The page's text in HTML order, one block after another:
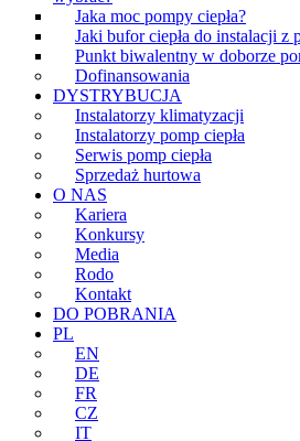
Jaka moc pompy ciepła?
Jaki bufor ciepła do instalacji z
Punkt biwalentny w doborze
Dofinansowania
DYSTRYBUCJA
Instalatorzy klimatyzacji
Instalatorzy pomp ciepła
Serwis pomp ciepła
Sprzedaż hurtowa
O NAS
Kariera
Konkursy
Media
Rodo
Kontakt
DO POBRANIA
PL
EN
DE
FR
CZ
IT